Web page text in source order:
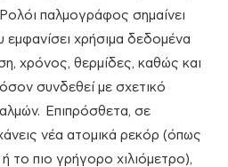
παλμογράφος σημαίνει
εμφανίσει χρήσιμα δεδομένα
χρόνος, θερμίδες, καθώς και
συνδεθεί με σχετικό
Επιπρόσθετα, σε
νέα ατομικά ρεκόρ (όπως
το πιο γρήγορο χιλιόμετρο),